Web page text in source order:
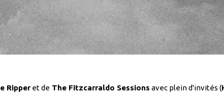
Ripper et de The Fitzcarraldo Sessions avec plein d'invités (